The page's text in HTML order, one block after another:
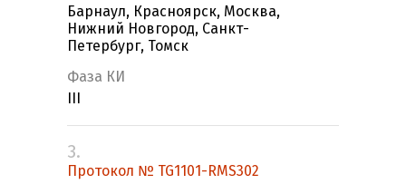
Барнаул, Красноярск, Москва,
Нижний Новгород, Санкт-
Петербург, Томск
Фаза КИ
3.
Протокол № TG1101-RMS302